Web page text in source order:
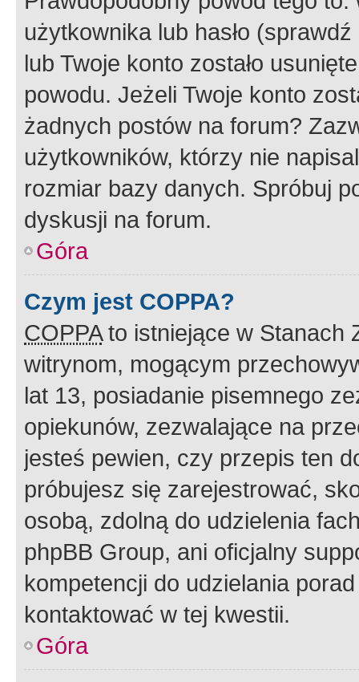
użytkownika lub hasło
lub Twoje konto zostało
powodu. Jeżeli Twoje konto
żadnych postów na forum?
użytkowników, którzy nie
rozmiar bazy danych. Spróbuj
dyskusji na forum.
Góra
Czym jest COPPA?
COPPAto istniejące w Stanach
witrynom, mogącym
lat 13, posiadanie pisemnego
opiekunów, zezwalające na
jesteś pewien, czy przepis ten
próbujesz się zarejestrować,
osobą, zdolną do udzielenia
phpBB Group, ani oficjalny
kompetencji do udzielania
kontaktować w tej kwestii.
Góra